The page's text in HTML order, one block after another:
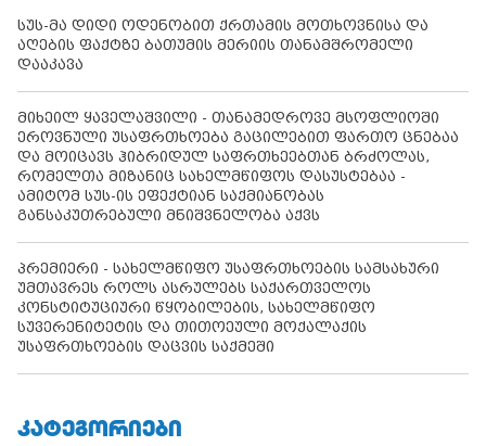
სუს-მა დიდი ოდენობით ქრთამის მოთხოვნისა და
აღების ფაქტზე ბათუმის მერიის თანამშრომელი
დააკავა
მიხეილ ყაველაშვილი - თანამედროვე მსოფლიოში
ეროვნული უსაფრთხოება გაცილებით ფართო ცნებაა
და მოიცავს ჰიბრიდულ საფრთხეებთან ბრძოლას,
რომელთა მიზანიც სახელმწიფოს დასუსტებაა -
ამიტომ სუს-ის ეფექტიან საქმიანობას
განსაკუთრებული მნიშვნელობა აქვს
პრემიერი - სახელმწიფო უსაფრთხოების სამსახური
უმთავრეს როლს ასრულებს საქართველოს
კონსტიტუციური წყობილების, სახელმწიფო
სუვერენიტეტის და თითოეული მოქალაქის
უსაფრთხოების დაცვის საქმეში
ᲙᲐᲢᲔᲒᲝᲠᲘᲔᲑᲘ